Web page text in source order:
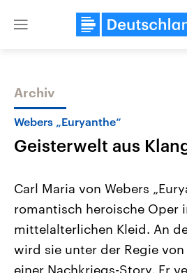
Close
Themen
Landtagswahl Sachsen-Anhalt
2026
Alle Informationen
Archiv
Webers „Euryanthe“
Geisterwelt aus
Carl Maria von Webers
romantisch heroische Oper
mittelalterlichen Kleid. An
wird sie unter der Regie von
einer Nachkriegs-Story. Er